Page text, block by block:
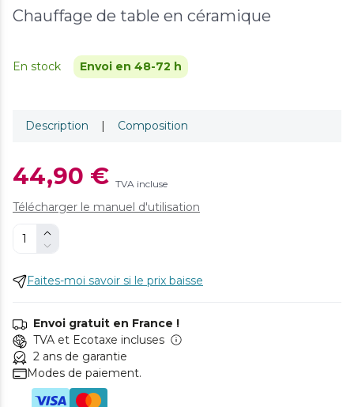
Chauffage de table en céramique
En stock Envoi en 48-72 h
Description | Composition
44,90 € TVA incluse
Télécharger le manuel d'utilisation
Faites-moi savoir si le prix baisse
Envoi gratuit en France !
TVA et Ecotaxe incluses
2 ans de garantie
Modes de paiement.